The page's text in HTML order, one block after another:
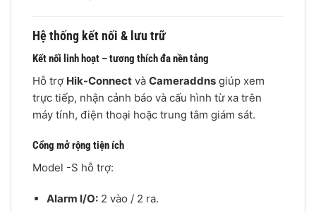
Hệ thống kết nối & lưu trữ
Kết nối linh hoạt – tương thích đa nền tảng
Hỗ trợ Hik-Connect và Cameraddns giúp xem
trực tiếp, nhận cảnh báo và cấu hình từ xa trên
máy tính, điện thoại hoặc trung tâm giám sát.
Cổng mở rộng tiện ích
Model -S hỗ trợ:
Alarm I/O:2 vào / 2 ra.